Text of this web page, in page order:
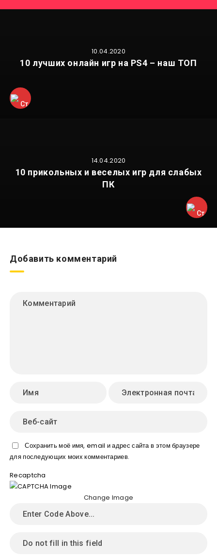
10.04.2020
10 лучших онлайн игр на PS4 – наш ТОП
14.04.2020
10 прикольных и веселых игр для слабых
ПК
Добавить комментарий
Сохранить моё имя, email и адрес сайта в этом браузере
для последующих моих комментариев.
Recaptcha
Change Image